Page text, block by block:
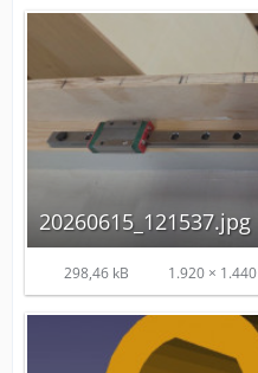
20260615_121537.jpg
298,46 kB 1.920 × 1.440